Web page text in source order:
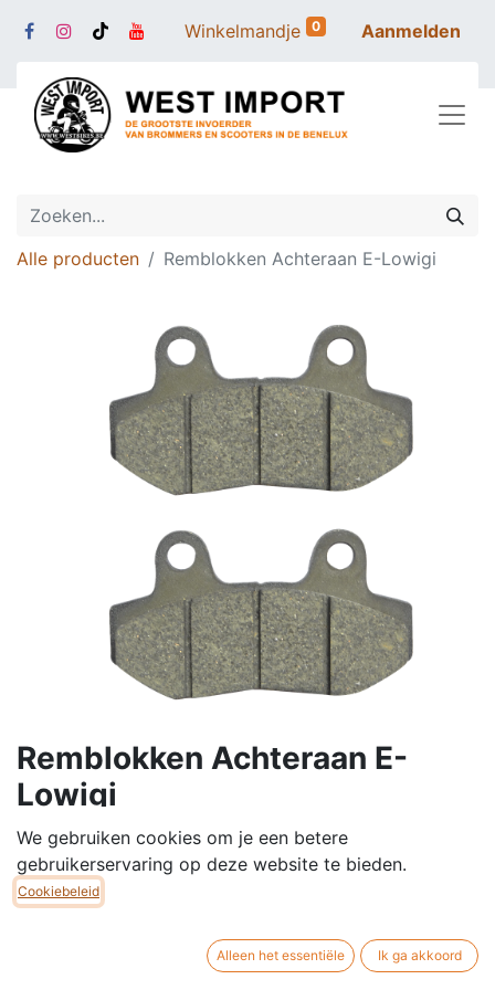
Winkelmandje 0 Aanmelden
Alle producten Remblokken Achteraan E-Lowigi
Remblokken Achteraan E-
Lowigi
Remblokken achteraan voor onze E-Lowigi scooters.
Breedte: 77mm
Hoogte: 42mm
We gebruiken cookies om je een betere
gebruikerservaring op deze website te bieden.
Cookiebeleid
Alleen het essentiële Ik ga akkoord